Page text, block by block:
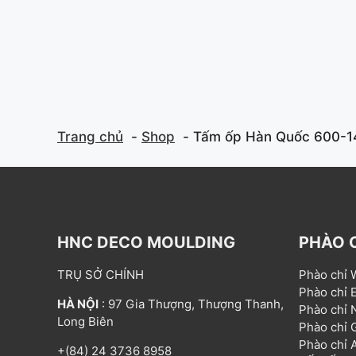
Trang chủ Shop Tấm ốp Hàn Quốc 600-
HNC DECO MOULDING
TRỤ SỞ CHÍNH
HÀ NỘI : 97 Gia Thượng, Thượng Thanh,
Long Biên
+(84) 24 3736 8958
PHÀO
Phào chỉ
Phào chỉ
Phào chỉ
Phào chỉ
Phào chỉ